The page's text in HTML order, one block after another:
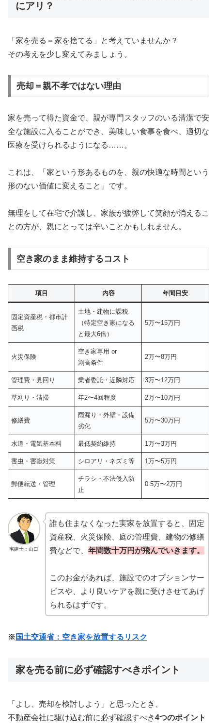
にアリ？
「家を売る＝家を捨てる」と考えていませんか？
その考えを少し変えてみましょう。
売却＝親不孝ではない理由
家を売って得た資金で、親が専門スタッフのいる清潔で安
全な施設に入ることができ、美味しい食事を食べ、適切な
医療を受けられるようになる……。
これは、「家という形あるものを、親の快適な時間という
形のない価値に変えること」です。
無理をして在宅で介護し、家族が疲弊して笑顔が消えるこ
との方が、親にとっては辛いことかもしれません。
空き家のまま維持するコスト
項目 内容 年間目安
固定資産税・都市計
画税
土地・建物に課税
（特定空き家になる
と最大6倍）
5万〜15万円
火災保険
空き家専用 or
割高条件
2万〜8万円
管理費・見回り 業者委託・近隣対応 3万〜12万円
草刈り・清掃 年2〜4回程度 2万〜10万円
修繕費
雨漏り・外壁・設備
劣化
5万〜30万円
水道・電気基本料 最低契約維持 1万〜3万円
害虫・害獣対策 シロアリ・ネズミ等 1万〜5万円
郵便転送・管理
チラシ・不法侵入防
止
0.5万〜2万円
宅建士：山口
誰も住まなくなった実家を放置すると、固定
資産税、火災保険、庭の管理費、建物の修繕
費などで、 年間数十万円が飛んでいきます。
このお金があれば、施設でのオプションサー
ビスや、より良いケアを親に受けさせてあげ
られるはずです。
※ 国土交通省：空き家を放置するリスク
家を売る前に必ず確認すべきポイント
「よし、売却を検討しよう」と思ったとき、
不動産会社に駆け込む前に必ず確認すべき4つのポイント